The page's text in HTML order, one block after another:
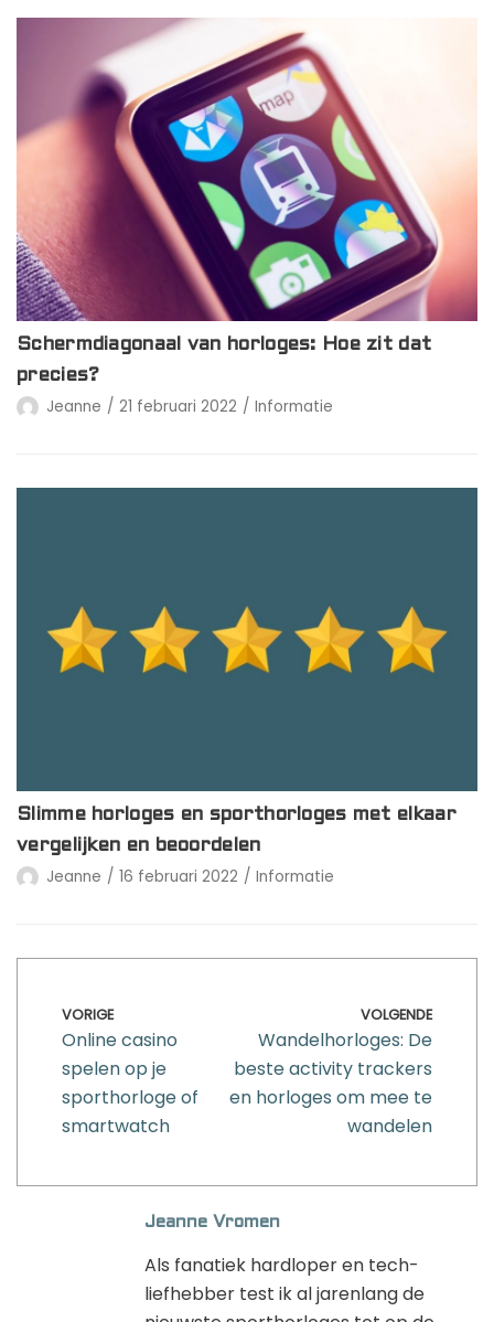
Schermdiagonaal van horloges: Hoe zit dat
precies?
Jeanne 21 februari 2022 Informatie
Slimme horloges en sporthorloges met elkaar
vergelijken en beoordelen
Jeanne 16 februari 2022 Informatie
VORIGE
Online casino
spelen op je
sporthorloge of
smartwatch
VOLGENDE
Wandelhorloges: De
beste activity trackers
en horloges om mee te
wandelen
Jeanne Vromen
Als fanatiek hardloper en tech-
liefhebber test ik al jarenlang de